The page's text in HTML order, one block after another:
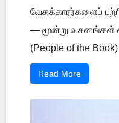
வேதக்காரர்களைப்
— மூன்று வசனங்கள்
(People of the
Read More